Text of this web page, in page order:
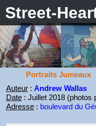
Street-
Portraits Jumeaux
Auteur: Andrew Wallas
Date: Juillet 2018 (photos
Adresse: boulevard du